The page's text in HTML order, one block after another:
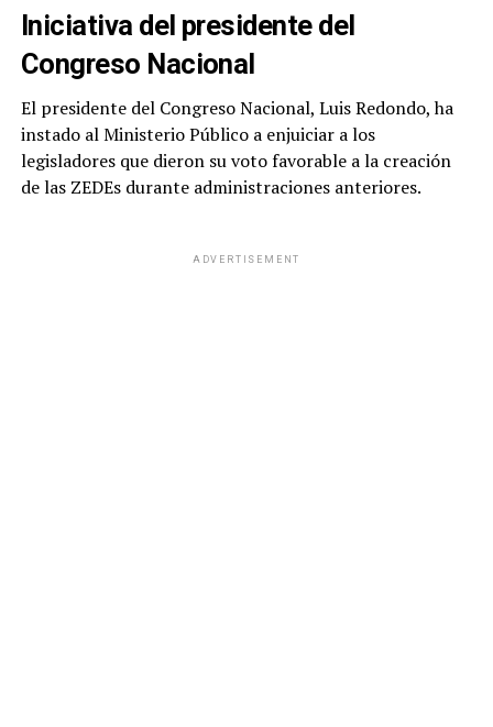
Iniciativa del presidente del
Congreso Nacional
El presidente del Congreso Nacional, Luis Redondo, ha
instado al Ministerio Público a enjuiciar a los
legisladores que dieron su voto favorable a la creación
de las ZEDEs durante administraciones anteriores.
ADVERTISEMENT